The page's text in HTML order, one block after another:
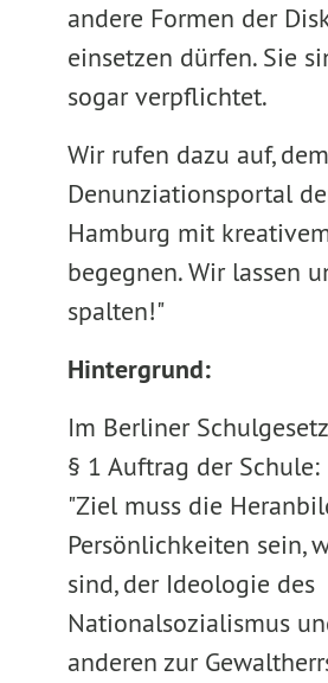
andere Formen der
einsetzen dürfen. Sie
sogar verpflichtet.
Wir rufen dazu auf, dem
Denunziationsportal
Hamburg mit
begegnen. Wir lassen
spalten!"
Hintergrund:
Im Berliner
§ 1 Auftrag der Schule:
"Ziel muss die
Persönlichkeiten sein,
sind, der Ideologie des
Nationalsozialismus
anderen zur